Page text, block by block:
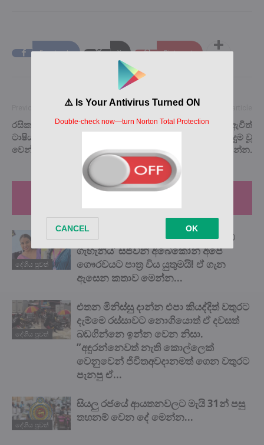
Facebook X Pinterest
රසික හදවත් දිනාගත් යෙහාලි
ටාෂියා ලගදීම අම්ම කෙනෙක්
වෙන්නයි යන්නේ…
අවුරුදු 14ක කොල්ලෙක් ඇවිත්
IPL හොල්ලයි. ලොවක් පුදුම වූ
දවස මෙන්න.
දේශිය පුවත්
බලවතූන් හමුවේ දණ නොනැමූ ‘යකඩ
ගැහැනිය’ සජීවනි අබේකෝන් අපේ
ගෞරවයට පාත්‍ර විය යුතුමයි! ඒ ගැන
ඇසෙන කතාව මෙන්න…
දේශිය පුවත්
එතන මිනිස්සු දාන්න එපා කියද්දිත් වතුරට
දැම්මෙ රස්සාවට නොගියොත් ඒ දවසත්
බඩගින්නෙ ඉන්න වෙන නිසා.
”අඳුරන්නෙවත් නැති කොල්ලෙක්
වෙනුවෙන් ජිවිතඅවදානමත් ගෙන වතුරට
පැනපු ඒ...
දේශිය පුවත්
සියලු රජයේ ආයතනවලට මැයි 31න් පසු
තහනම් වෙන දේ මෙන්න…